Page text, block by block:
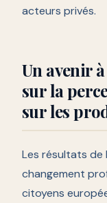
acteurs privés.
Un avenir
sur la
sur les
Les résultats
changement
citoyens